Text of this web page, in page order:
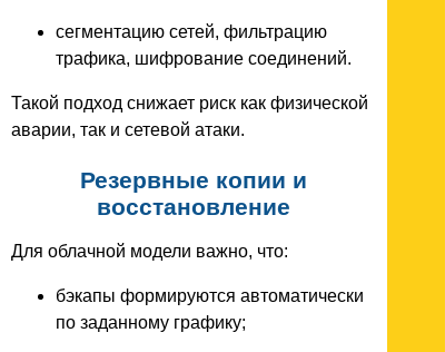
сегментацию сетей, фильтрацию
трафика, шифрование соединений.
Такой подход снижает риск как физической
аварии, так и сетевой атаки.
Резервные копии и
восстановление
Для облачной модели важно, что:
бэкапы формируются автоматически
по заданному графику;